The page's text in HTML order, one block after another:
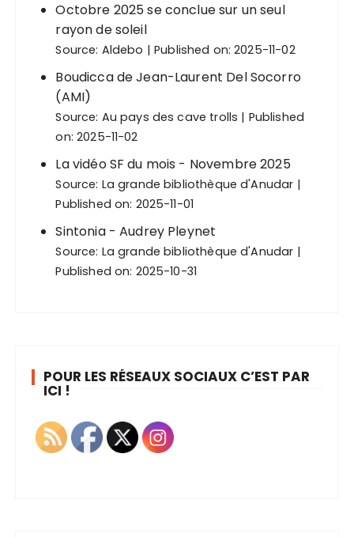
Octobre 2025 se conclue sur un seul
rayon de soleil
Source: Aldebo Published on: 2025-11-02
Boudicca de Jean-Laurent Del Socorro
(AMI)
Source: Au pays des cave trolls
Published
on: 2025-11-02
La vidéo SF du mois - Novembre 2025
Source: La grande bibliothèque d'Anudar
Published on: 2025-11-01
Sintonia - Audrey Pleynet
Source: La grande bibliothèque d'Anudar
Published on: 2025-10-31
POUR LES RÉSEAUX SOCIAUX C’EST PAR
ICI !